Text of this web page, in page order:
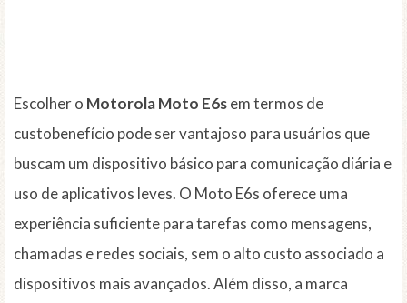
Escolher o Motorola Moto E6sem termos de
custobenefício pode ser vantajoso para usuários que
buscam um dispositivo básico para comunicação diária e
uso de aplicativos leves. O Moto E6s oferece uma
experiência suficiente para tarefas como mensagens,
chamadas e redes sociais, sem o alto custo associado a
dispositivos mais avançados. Além disso, a marca